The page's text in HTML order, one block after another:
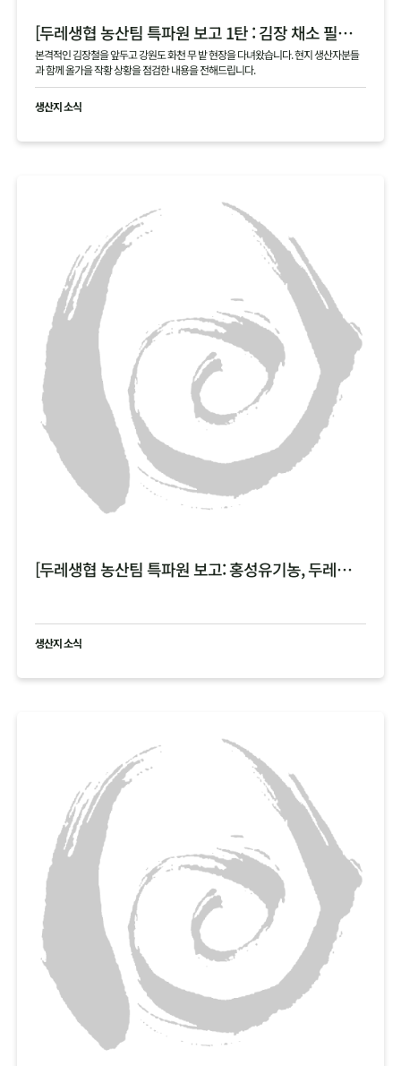
[두레생협 농산팀 특파원 보고 1탄 : 김장 채소 필지 점검 현황 공유]
본격적인 김장철을 앞두고 강원도 화천 무 밭 현장을 다녀왔습니다. 현지 생산자분들
과 함께 올가을 작황 상황을 점검한 내용을 전해드립니다.
생산지 소식
[두레생협 농산팀 특파원 보고: 홍성유기농, 두레한강 비 피해 현황 공유 ]
생산지 소식